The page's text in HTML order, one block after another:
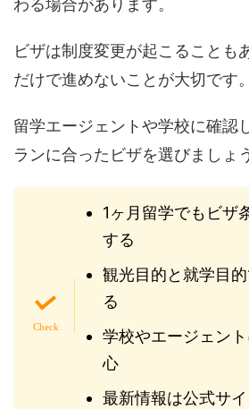
ビザは制度変更が起こることも
だけで進めないことが大切です。
留学エージェントや学校に確認
ランに合ったビザを選びましょう
1ヶ月留学でもビザ
する
観光目的と就学目
る
学校やエージェン
心
最新情報は公式サ